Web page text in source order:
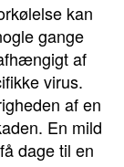
kan
gange
af
virus.
af en
En mild
dage til en